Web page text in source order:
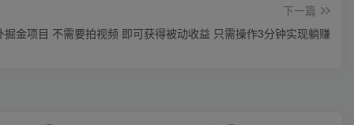
下一篇
掘金项目 不需要拍视频 即可获得被动收益 只需操作3分钟实现躺赚